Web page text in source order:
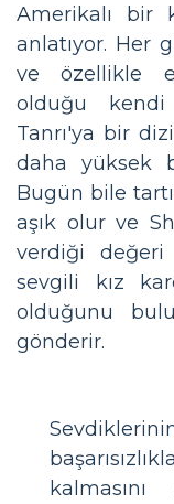
Amerikalı bir
anlatıyor. Her
ve özellikle
olduğu
Tanrı'ya bir
daha yüksek
Bugün bile
aşık olur ve
verdiği
sevgili kız
olduğunu
gönderir.